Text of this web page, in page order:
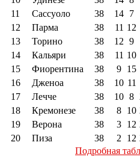
11
Сассуоло 38 14 7
12
Парма 38 11 12
13
Торино 38 12 9
14
Кальяри 38 11 10
15
Фиорентина 38 9 15
16
Дженоа 38 10 11
17
Лечче 38 10 8
18
Кремонезе 38 8 10
19
Верона 38 3 12
20
Пиза 38 2 12
Подробная